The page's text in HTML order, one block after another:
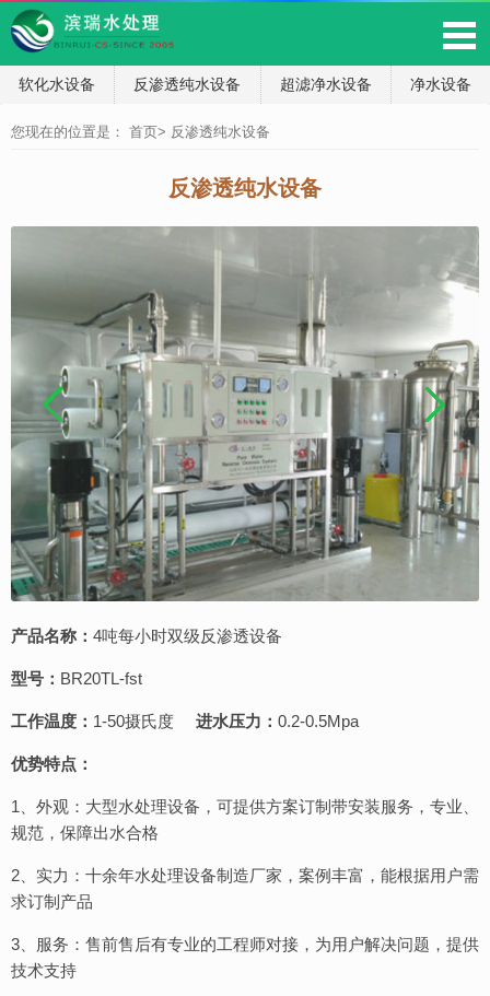
软化水设备 反渗透纯水设备 超滤净水设备 净水设备
您现在的位置是： 首页> 反渗透纯水设备
反渗透纯水设备
产品名称： 4吨每小时双级反渗透设备
型号： BR20TL-fst
工作温度： 1-50摄氏度 进水压力： 0.2-0.5Mpa
优势特点：
1、外观：大型水处理设备，可提供方案订制带安装服务，专业、
规范，保障出水合格
2、实力：十余年水处理设备制造厂家，案例丰富，能根据用户需
求订制产品
3、服务：售前售后有专业的工程师对接，为用户解决问题，提供
技术支持